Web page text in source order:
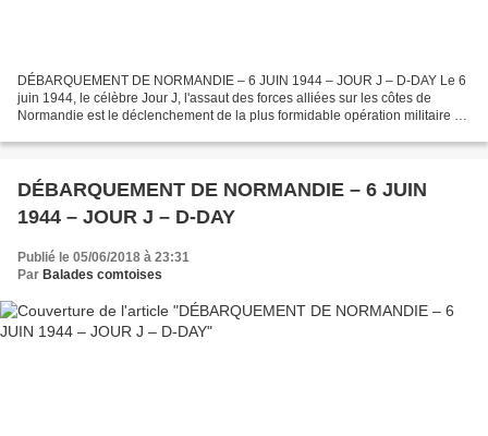
DÉBARQUEMENT DE NORMANDIE – 6 JUIN 1944 – JOUR J – D-DAY Le 6
juin 1944, le célèbre Jour J, l'assaut des forces alliées sur les côtes de
Normandie est le déclenchement de la plus formidable opération militaire de
DÉBARQUEMENT DE NORMANDIE – 6 JUIN
1944 – JOUR J – D-DAY
Publié le 05/06/2018 à 23:31
Par Balades comtoises